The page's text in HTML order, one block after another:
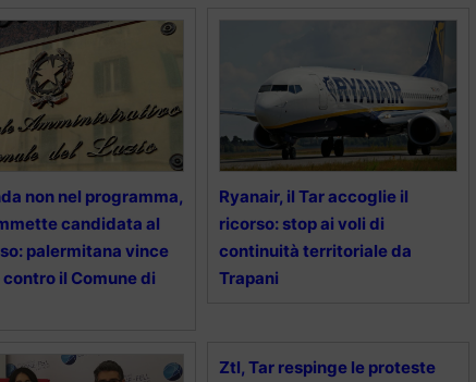
non nel programma,
candidata al
palermitana vince
il Comune di
Ryanair, il Tar accoglie il
ricorso: stop ai voli di
continuità territoriale da
Trapani
Ztl, Tar respinge le proteste